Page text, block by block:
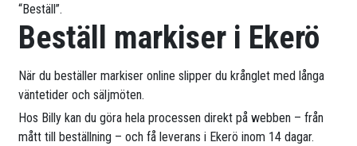
“Beställ”.
Beställ markiser i Ekerö
När du beställer markiser online slipper du krånglet med långa
väntetider och säljmöten.
Hos Billy kan du göra hela processen direkt på webben – från
mått till beställning – och få leverans i Ekerö inom 14 dagar.